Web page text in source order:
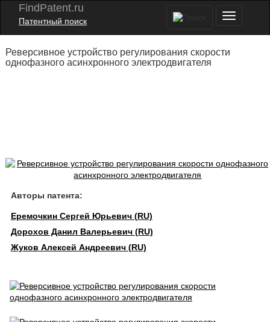
FindPatent.ru
Патентный поиск
Реверсивное устройство регулирования скорости
однофазного асинхронного электродвигателя
Авторы патента:
Еремочкин Сергей Юрьевич (RU)
Дорохов Данил Валерьевич (RU)
Жуков Алексей Андреевич (RU)